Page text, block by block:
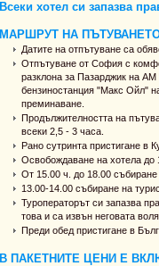
Всеки хотел си запазва
МАРШРУТ НА
Датите на отпътуване са
Отпътуване от София с
разклона за Пазарджик на АМ
бензиностанция "Макс Ойл"
преминаване.
Продължителността на
всеки 2,5 - 3 часа.
Рано сутринта пристигане в
Освобождаване на хотела до
От 15.00 ч. до 18.00 събиране
13.00-14.00 събиране на
Туроператорът си запазва
това и са извън неговата воля.
Преди обед пристигане в
В ПАКЕТНИТЕ ЦЕНИ Е